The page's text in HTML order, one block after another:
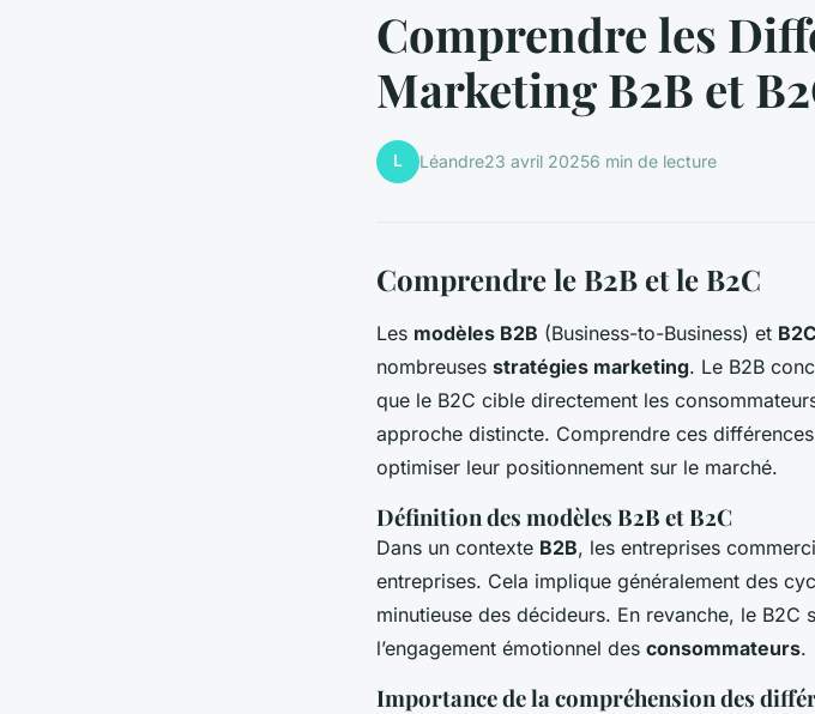
Comprendre les
Marketing B2B et
L Léandre23 avril 20256 min de lecture
Comprendre le B2B et le B2C
Les modèles B2B (Business-to-Business) et B2C
nombreuses stratégies marketing. Le B2B
que le B2C cible directement les
approche distincte. Comprendre ces
optimiser leur positionnement sur le marché.
Définition des modèles B2B et B2C
Dans un contexte B2B, les entreprises
entreprises. Cela implique généralement des
minutieuse des décideurs. En revanche, le
l’engagement émotionnel des consommateurs.
Importance de la compréhension des